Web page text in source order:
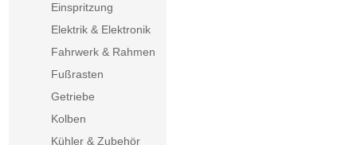
Einspritzung
Elektrik & Elektronik
Fahrwerk & Rahmen
Fußrasten
Getriebe
Kolben
Kühler & Zubehör